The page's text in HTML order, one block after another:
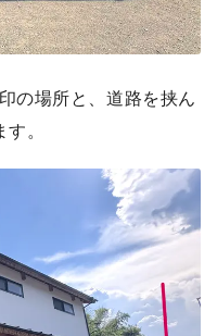
の場所と、道路を挟ん
。